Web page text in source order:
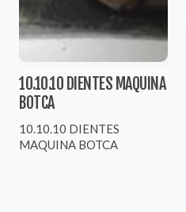
10.10.10 DIENTES MAQUINA
BOTCA
10.10.10 DIENTES
MAQUINA BOTCA